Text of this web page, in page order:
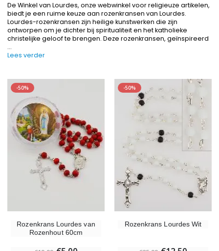
De Winkel van Lourdes, onze webwinkel voor religieuze artikelen,
biedt je een ruime keuze aan rozenkransen van Lourdes.
Lourdes-rozenkransen zijn heilige kunstwerken die zijn
ontworpen om je dichter bij spiritualiteit en het katholieke
christelijke geloof te brengen. Deze rozenkransen, geïnspireerd
...
Lees verder
-50%
Rozenkrans Lourdes van
Rozenhout 60cm
-50%
Rozenkrans Lourdes Wit
-10%
€15.00 €13.50
€21.90
-20%
€24.90 €19.92